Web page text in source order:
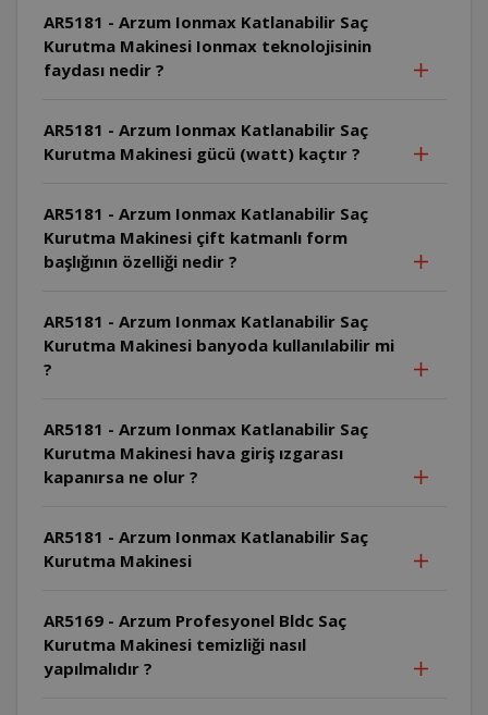
AR5181 - Arzum Ionmax Katlanabilir Saç
Kurutma Makinesi Ionmax teknolojisinin
faydası nedir ?
AR5181 - Arzum Ionmax Katlanabilir Saç
Kurutma Makinesi gücü (watt) kaçtır ?
AR5181 - Arzum Ionmax Katlanabilir Saç
Kurutma Makinesi çift katmanlı form
başlığının özelliği nedir ?
AR5181 - Arzum Ionmax Katlanabilir Saç
Kurutma Makinesi banyoda kullanılabilir mi
?
AR5181 - Arzum Ionmax Katlanabilir Saç
Kurutma Makinesi hava giriş ızgarası
kapanırsa ne olur ?
AR5181 - Arzum Ionmax Katlanabilir Saç
Kurutma Makinesi
AR5169 - Arzum Profesyonel Bldc Saç
Kurutma Makinesi temizliği nasıl
yapılmalıdır ?